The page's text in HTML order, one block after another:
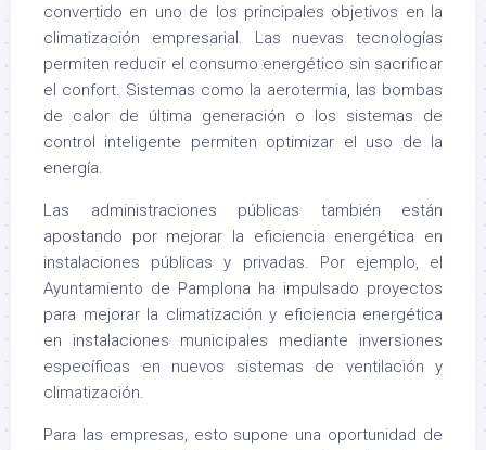
convertido en uno de los principales objetivos en la
climatización empresarial. Las nuevas tecnologías
permiten reducir el consumo energético sin sacrificar
el confort. Sistemas como la aerotermia, las bombas
de calor de última generación o los sistemas de
control inteligente permiten optimizar el uso de la
energía.
Las administraciones públicas también están
apostando por mejorar la eficiencia energética en
instalaciones públicas y privadas. Por ejemplo, el
Ayuntamiento de Pamplona ha impulsado proyectos
para mejorar la climatización y eficiencia energética
en instalaciones municipales mediante inversiones
específicas en nuevos sistemas de ventilación y
climatización.
Para las empresas, esto supone una oportunidad de